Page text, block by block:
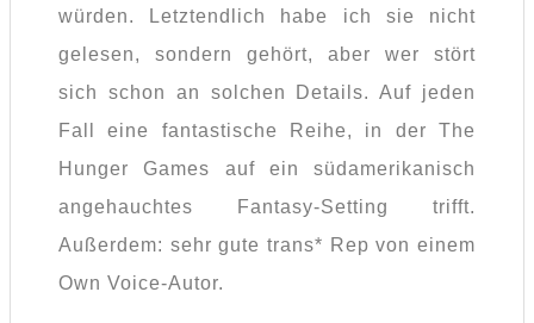
würden. Letztendlich habe ich sie nicht
gelesen, sondern gehört, aber wer stört
sich schon an solchen Details. Auf jeden
Fall eine fantastische Reihe, in der The
Hunger Games auf ein südamerikanisch
angehauchtes Fantasy-Setting trifft.
Außerdem: sehr gute trans* Rep von einem
Own Voice-Autor.